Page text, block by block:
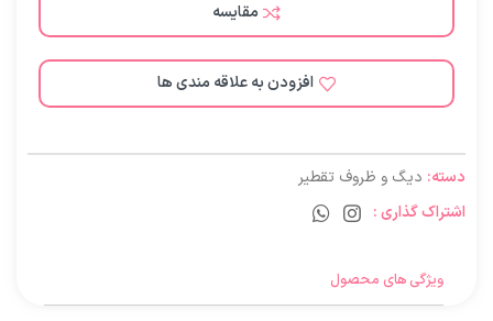
مقایسه
افزودن به علاقه مندی ها
دسته: دیگ و ظروف تقطیر
اشتراک گذاری :
ویژگی های محصول